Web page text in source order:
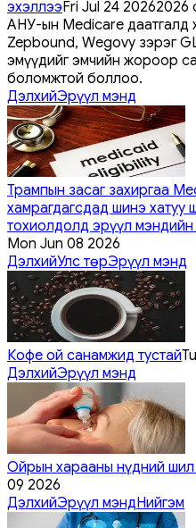
эхэллээFri Jul 24 20262026
АНУ-ын Medicare даатгалд
Zepbound, Wegovy зэрэг
эмүүдийг эмчийн жороор
боломжтой боллоо.
ДэлхийЭрүүл мэнд
Трампын засаг захиргаа
хамрагдагсдад шинэ хатуу
тохиолдолд эрүүл
Mon Jun 08 2026
ДэлхийУлс төрЭрүүл мэнд
Кофе ой санамжид тустай
ДэлхийЭрүүл мэнд
Ойрын харааны нүдний шил
09 2026
ДэлхийЭрүүл мэндНийгэм